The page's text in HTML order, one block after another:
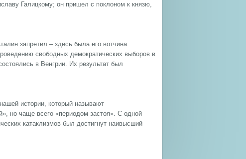
Галицкому; он пришел с поклоном к князю,
запретил – здесь была его вотчина.
свободных демократических выборов в
в Венгрии. Их результат был
истории, который называют
но чаще всего «периодом застоя». С одной
катаклизмов был достигнут наивысший